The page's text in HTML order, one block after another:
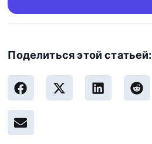
Поделиться этой статьей: